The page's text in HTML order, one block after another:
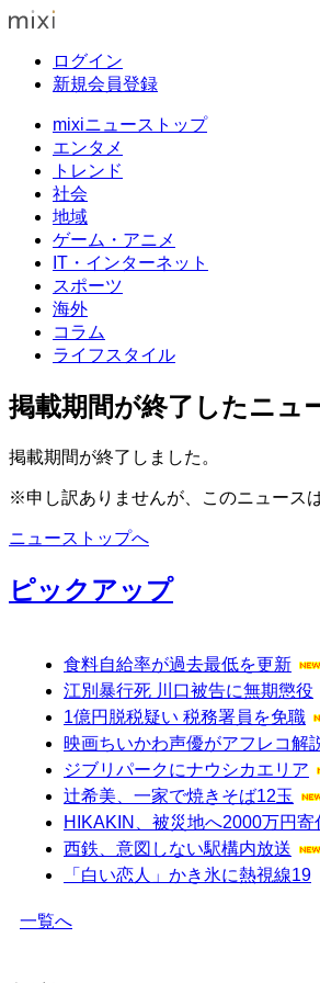
ログイン
新規会員登録
mixiニューストップ
エンタメ
トレンド
社会
地域
ゲーム・アニメ
IT・インターネット
スポーツ
海外
コラム
ライフスタイル
掲載期間が終了したニュ
掲載期間が終了しました。
※申し訳ありませんが、このニュース
ニューストップへ
ピックアップ
食料自給率が過去最低を更新
江別暴行死 川口被告に無期懲役
1億円脱税疑い 税務署員を免職
映画ちいかわ声優がアフレコ解
ジブリパークにナウシカエリア
辻希美、一家で焼きそば12玉
HIKAKIN、被災地へ2000万円寄
西鉄、意図しない駅構内放送
「白い恋人」かき氷に熱視線19
一覧へ